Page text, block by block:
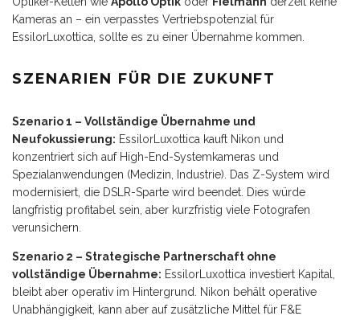
Kameras an – ein verpasstes Vertriebspotenzial für
EssilorLuxottica, sollte es zu einer Übernahme kommen.
SZENARIEN FÜR DIE ZUKUNFT
Szenario 1 – Vollständige Übernahme und
Neufokussierung: EssilorLuxottica kauft Nikon und
konzentriert sich auf High-End-Systemkameras und
Spezialanwendungen (Medizin, Industrie). Das Z-System wird
modernisiert, die DSLR-Sparte wird beendet. Dies würde
langfristig profitabel sein, aber kurzfristig viele Fotografen
verunsichern.
Szenario 2 – Strategische Partnerschaft ohne
vollständige Übernahme: EssilorLuxottica investiert Kapital,
bleibt aber operativ im Hintergrund. Nikon behält operative
Unabhängigkeit, kann aber auf zusätzliche Mittel für F&E